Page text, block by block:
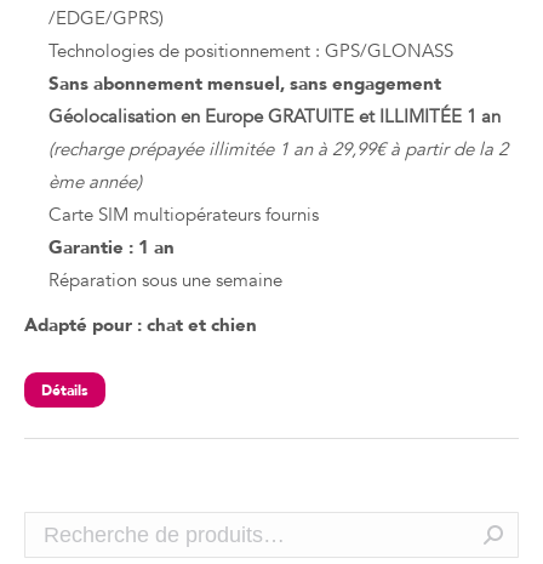
/EDGE/GPRS)
Technologies de positionnement : GPS/GLONASS
Sans abonnement mensuel, sans engagement
Géolocalisation en Europe GRATUITE et ILLIMITÉE 1 an
(recharge prépayée illimitée 1 an à 29,99€ à partir de la 2
ème année)
Carte SIM multiopérateurs fournis
Garantie : 1 an
Réparation sous une semaine
Adapté pour : chat et chien
Détails